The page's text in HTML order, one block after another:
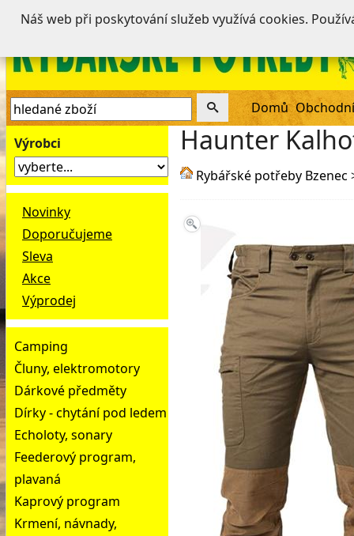
Domů
Výrobci
Novinky
Doporučujeme
Sleva
Akce
Výprodej
Camping
Čluny, elektromotory
Dárkové předměty
Dírky - chytání pod ledem
Echoloty, sonary
Feederový program,
plavaná
Kaprový program
Krmení, návnady,
Haunter
Rybářské potřeby Bzenec
Náš web při poskytování služeb využívá cookies.